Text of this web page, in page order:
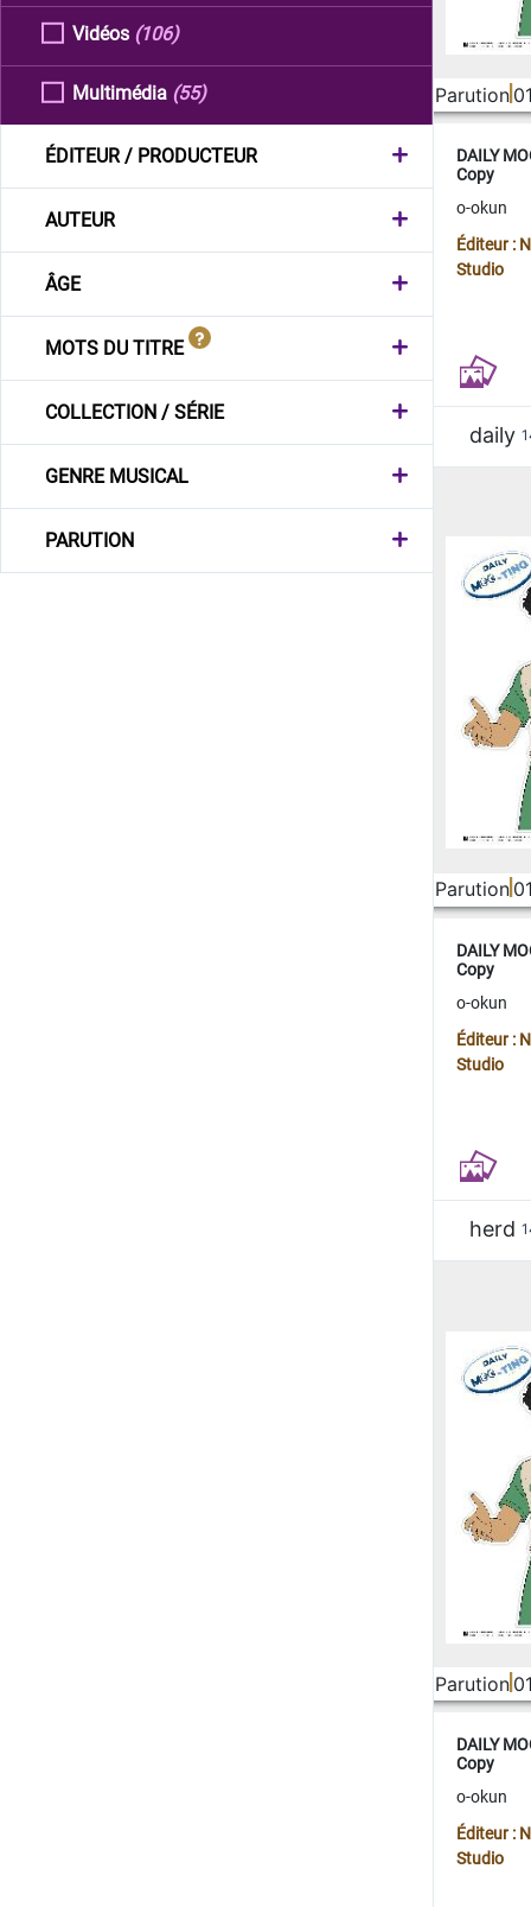
Vidéos (106)
Multimédia (55)
ÉDITEUR / PRODUCTEUR
AUTEUR
ÂGE
MOTS DU TITRE
COLLECTION / SÉRIE
GENRE MUSICAL
PARUTION
Parution
DAILY
Copy
o-okun
Éditeur :
Studio
daily
Parution
DAILY
Copy
o-okun
Éditeur :
Studio
herd
Parution
DAILY
Copy
o-okun
Éditeur :
Studio